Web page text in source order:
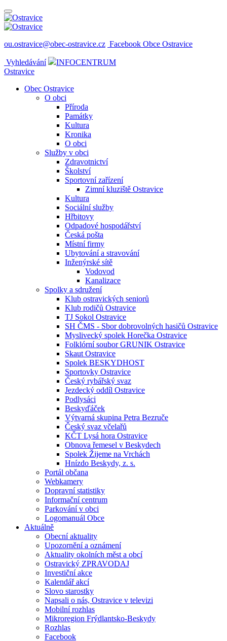
ou.ostravice@obec-ostravice.cz Facebook Obce Ostravice
Vyhledávání
INFOCENTRUM
Ostravice
Obec Ostravice
O obci
Příroda
Památky
Kultura
Kronika
O obci
Služby v obci
Zdravotnictví
Školství
Sportovní zařízení
Zimní kluziště Ostravice
Kultura
Sociální služby
Hřbitovy
Odpadové hospodářství
Česká pošta
Místní firmy
Ubytování a stravování
Inženýrské sítě
Vodovod
Kanalizace
Spolky a sdružení
Klub ostravických seniorů
Klub rodičů Ostravice
TJ Sokol Ostravice
SH ČMS - Sbor dobrovolných hasičů Ostravice
Myslivecký spolek Horečka Ostravice
Folklórní soubor GRUNIK Ostravice
Skaut Ostravice
Spolek BESKYDHOST
Sportovky Ostravice
Český rybářský svaz
Jezdecký oddíl Ostravice
Podlysáci
Beskyďáček
Výtvarná skupina Petra Bezruče
Český svaz včelařů
KČT Lysá hora Ostravice
Obnova řemesel v Beskydech
Spolek Žijeme na Vrchách
Hnízdo Beskydy, z. s.
Portál občana
Webkamery
Dopravní statistiky
Informační centrum
Parkování v obci
Logomanuál Obce
Aktuálně
Obecní aktuality
Upozornění a oznámení
Aktuality okolních měst a obcí
Ostravický ZPRAVODAJ
Investiční akce
Kalendář akcí
Slovo starostky
Napsali o nás, Ostravice v televizi
Mobilní rozhlas
Mikroregion Frýdlantsko-Beskydy
Rozhlas
Facebook